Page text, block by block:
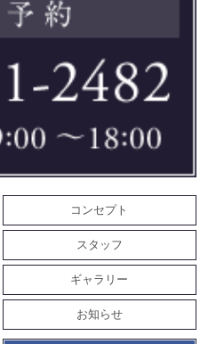
コンセプト
スタッフ
ギャラリー
お知らせ